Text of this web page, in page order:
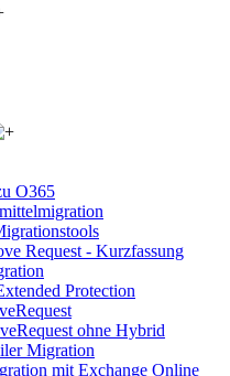
O365
Request - Kurzfassung
Protection
ohne Hybrid
Migration
mit Exchange Online